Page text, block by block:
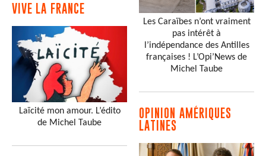
VIVE LA FRANCE
Laïcité mon amour. L’édito
de Michel Taube
Les Caraïbes n’ont vraiment
pas intérêt à
l’indépendance des Antilles
françaises ! L’Opi’News de
Michel Taube
OPINION AMÉRIQUES
LATINES